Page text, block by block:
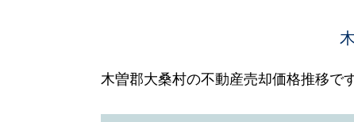
木曽郡大桑村の不動産売却価格推移です